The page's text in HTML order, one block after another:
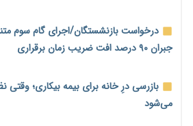
اقتصاد ایران با نسخه‌های کلاسیک به
تجارت ۳۰۰ میلیارد دلاری با همسایگان وجود دارد
درمان بیش از ۳۰ درصد حقوق
و تجهیزات ۵ برابر شد،حقوق فقط ۱.۲ برابر افزایش یافت
درخواست بازنشستگان/اجرای گام سوم
جبران ۹۰ درصد افت ضریب زمان برقراری
بازرسی درِ خانه برای بیمه بیکاری؛ وقتی
می‌شود